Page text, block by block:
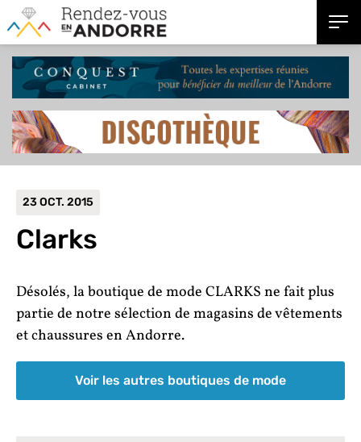
23 OCT. 2015
Clarks
Désolés, la boutique de mode CLARKS ne fait plus
partie de notre sélection de magasins de vêtements
et chaussures en Andorre.
Voir les autres boutiques de mode